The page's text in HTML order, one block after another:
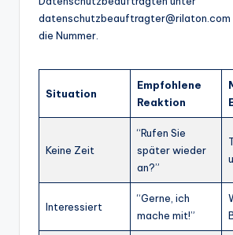
datenschutzbeauftragter@rilaton.com
die Nummer.
Situation
Empfohlene
Reaktion
Keine Zeit
“Rufen Sie
später wieder
an?”
Interessiert
“Gerne, ich
mache mit!”